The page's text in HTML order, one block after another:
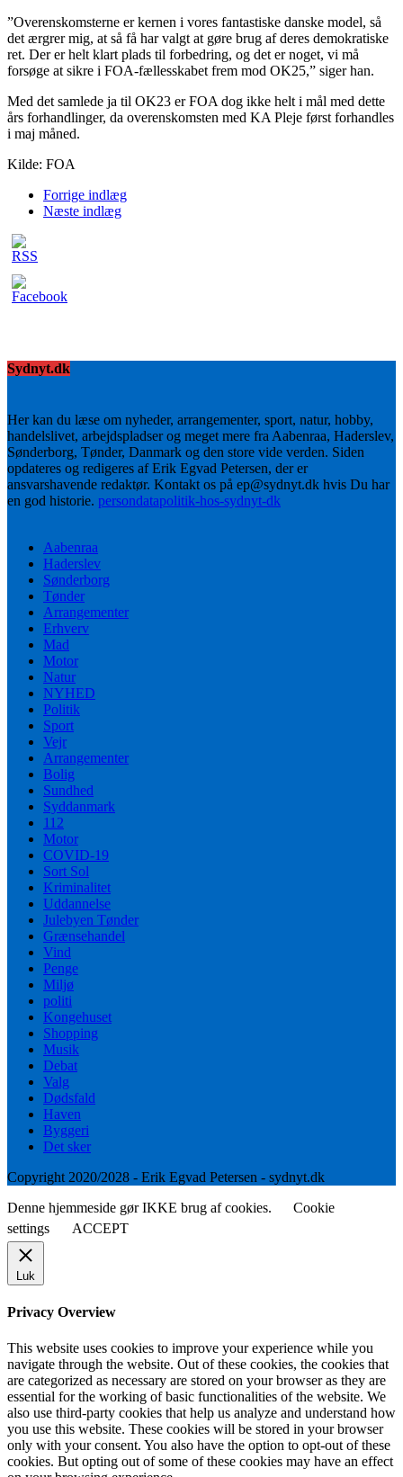
”Overenskomsterne er kernen i vores fantastiske danske model, så
det ærgrer mig, at så få har valgt at gøre brug af deres demokratiske
ret. Der er helt klart plads til forbedring, og det er noget, vi må
forsøge at sikre i FOA-fællesskabet frem mod OK25,” siger han.
Med det samlede ja til OK23 er FOA dog ikke helt i mål med dette
års forhandlinger, da overenskomsten med KA Pleje først forhandles
i maj måned.
Kilde: FOA
Forrige indlæg
Næste indlæg
Sydnyt.dk
Her kan du læse om nyheder, arrangementer, sport, natur, hobby,
handelslivet, arbejdspladser og meget mere fra Aabenraa, Haderslev,
Sønderborg, Tønder, Danmark og den store vide verden. Siden
opdateres og redigeres af Erik Egvad Petersen, der er
ansvarshavende redaktør. Kontakt os på ep@sydnyt.dk hvis Du har
en god historie. persondatapolitik-hos-sydnyt-dk
Aabenraa
Haderslev
Sønderborg
Tønder
Arrangementer
Erhverv
Mad
Motor
Natur
NYHED
Politik
Sport
Vejr
Arrangementer
Bolig
Sundhed
Syddanmark
112
Motor
COVID-19
Sort Sol
Kriminalitet
Uddannelse
Julebyen Tønder
Grænsehandel
Vind
Penge
Miljø
politi
Kongehuset
Shopping
Musik
Debat
Valg
Dødsfald
Haven
Byggeri
Det sker
Copyright 2020/2028 - Erik Egvad Petersen - sydnyt.dk
Denne hjemmeside gør IKKE brug af cookies.
Cookie
settings
ACCEPT
Luk
Privacy Overview
This website uses cookies to improve your experience while you
navigate through the website. Out of these cookies, the cookies that
are categorized as necessary are stored on your browser as they are
essential for the working of basic functionalities of the website. We
also use third-party cookies that help us analyze and understand how
you use this website. These cookies will be stored in your browser
only with your consent. You also have the option to opt-out of these
cookies. But opting out of some of these cookies may have an effect